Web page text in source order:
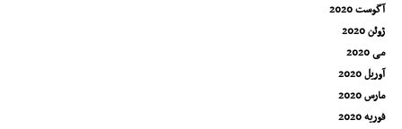
آگوست 2020
ژوئن 2020
می 2020
آوریل 2020
مارس 2020
فوریه 2020